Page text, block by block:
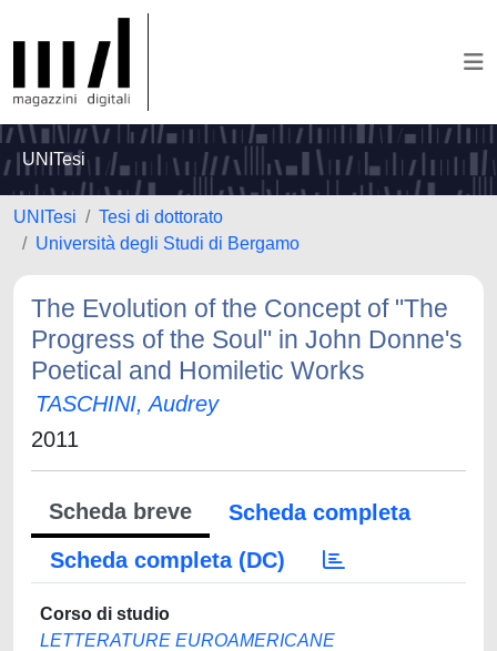
UNITesi
UNITesi
Tesi di dottorato
Università degli Studi di Bergamo
The Evolution of the Concept of "The
Progress of the Soul" in John Donne's
Poetical and Homiletic Works
TASCHINI, Audrey
2011
Scheda breve
Scheda completa
Scheda completa (DC)
Corso di studio
LETTERATURE EUROAMERICANE